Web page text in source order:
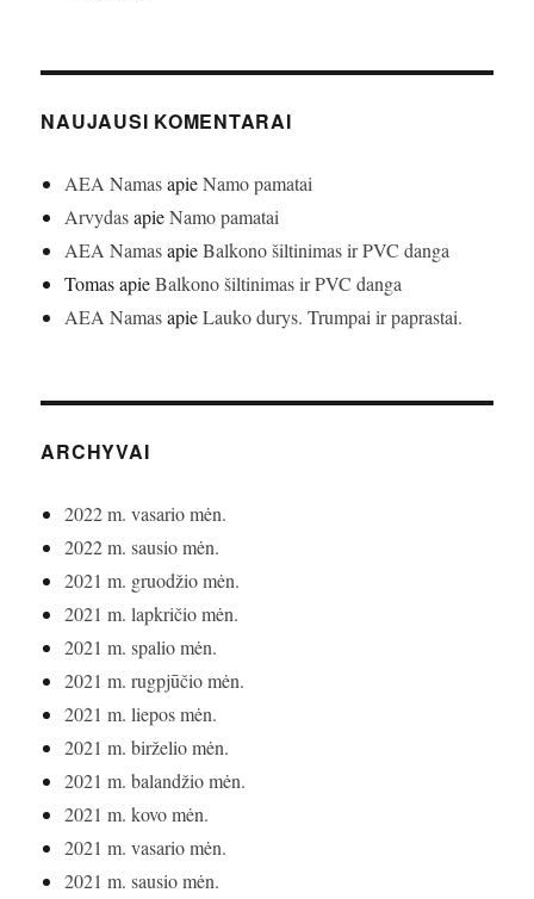
NAUJAUSI KOMENTARAI
AEA NamasapieNamo pamatai
ArvydasapieNamo pamatai
AEA NamasapieBalkono šiltinimas ir PVC danga
TomasapieBalkono šiltinimas ir PVC danga
AEA NamasapieLauko durys. Trumpai ir paprastai.
ARCHYVAI
2022 m. vasario mėn.
2022 m. sausio mėn.
2021 m. gruodžio mėn.
2021 m. lapkričio mėn.
2021 m. spalio mėn.
2021 m. rugpjūčio mėn.
2021 m. liepos mėn.
2021 m. birželio mėn.
2021 m. balandžio mėn.
2021 m. kovo mėn.
2021 m. vasario mėn.
2021 m. sausio mėn.